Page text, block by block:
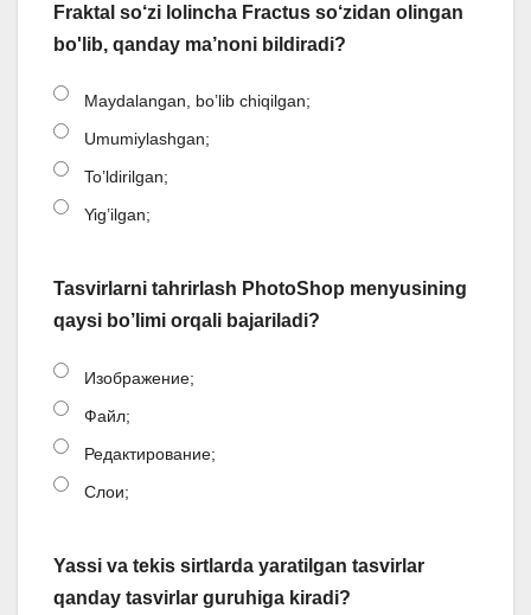
Fraktal so‘zi lolincha Fractus so‘zidan olingan
bo'lib, qanday ma’noni bildiradi?
Maydalangan, bo’lib chiqilgan;
Umumiylashgan;
To’ldirilgan;
Yig’ilgan;
Tasvirlarni tahrirlash PhotoShop menyusining
qaysi bo’limi orqali bajariladi?
Изображение;
Файл;
Редактирование;
Слои;
Yassi va tekis sirtlarda yaratilgan tasvirlar
qanday tasvirlar guruhiga kiradi?